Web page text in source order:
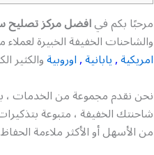
مرحبًا بكم فيافضل مركز تصليح
والشاحنات الخفيفة الخبيرة
امريكية,يابانية,اوروبيةوالكثير
نحن نقدم مجموعة من الخدمات ،
شاحنتك الخفيفة ، متبوعة
من الأسهل أو الأكثر ملاءمة